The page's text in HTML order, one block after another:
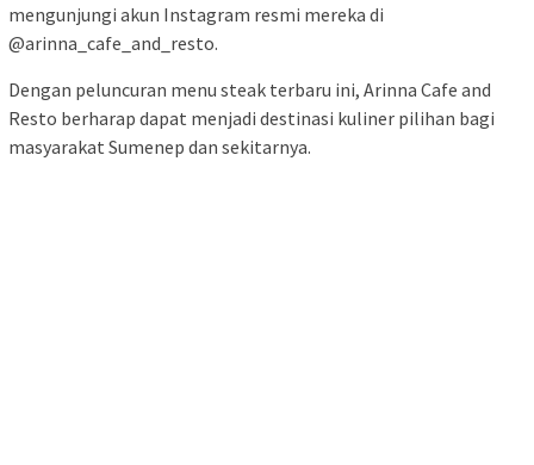
mengunjungi akun Instagram resmi mereka di
@arinna_cafe_and_resto.
Dengan peluncuran menu steak terbaru ini, Arinna Cafe and
Resto berharap dapat menjadi destinasi kuliner pilihan bagi
masyarakat Sumenep dan sekitarnya.